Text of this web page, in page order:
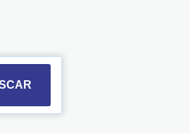
select a date. Press the
and select a date.